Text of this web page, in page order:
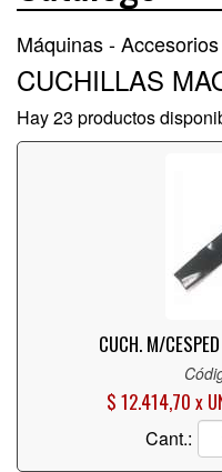
Máquinas -
CUCHILLAS
Hay 23 productos
CUCH. M/
$ 12.414,70 x
Cant.: